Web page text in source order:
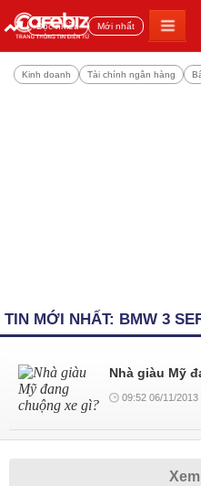
Đọc nhiều Mới nhất
Kinh doanh Tài chính ngân hàng
TIN MỚI NHẤT: BMW 3
Nhà giàu Mỹ
09:52 06/11/2013